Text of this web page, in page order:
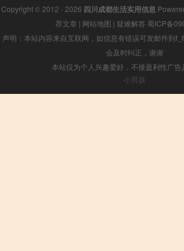
Copyright © 2012 - 2026 四川成都生活实用信息
荐文章 | 网站地图 | 疑难解答 蜀ICP备
声明：本站内容来自互联网，如信息有错误可发邮件到
会及时纠正，谢谢
本站仅为个人兴趣爱好，不接盈利性广告
小男孩